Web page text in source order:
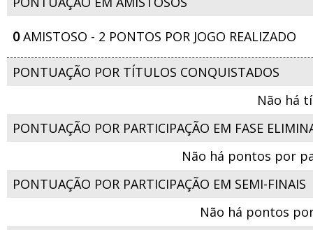
0AMISTOSO - 2 PONTOS POR JOGO REALIZADO
PONTUAÇÃO POR TÍTULOS CONQUISTADOS
Não há
PONTUAÇÃO POR PARTICIPAÇÃO EM FASE
Não há pontos por
PONTUAÇÃO POR PARTICIPAÇÃO EM SEMI-FINAIS
Não há pontos